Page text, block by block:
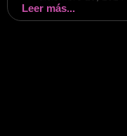
Leer más...